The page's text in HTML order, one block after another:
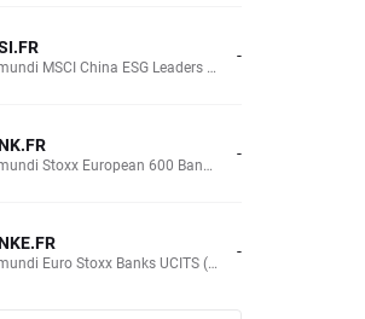
Amundi MSCI China ESG Leaders Extra (DR) UCITS (Acc EUR) -
Amundi Stoxx European 600 Banks UCITS(Acc EUR) -
Amundi Euro Stoxx Banks UCITS (Acc EUR) -